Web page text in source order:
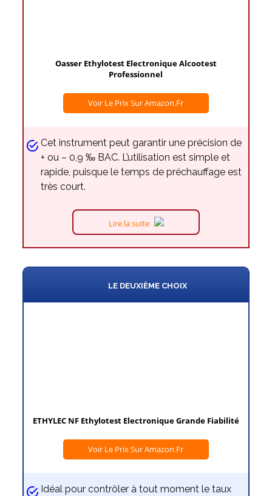
Oasser Ethylotest Electronique Alcootest
Professionnel
Voir Le Prix Sur Amazon.fr
Cet instrument peut garantir une précision de
+ ou – 0,9 ‰ BAC. L’utilisation est simple et
rapide, puisque le temps de préchauffage est
très court.
Lire la suite
LE DEUXIÈME CHOIX
ETHYLEC NF Ethylotest Electronique Grande Fiabilité
Voir Le Prix Sur Amazon.fr
Idéal pour contrôler à tout moment le taux